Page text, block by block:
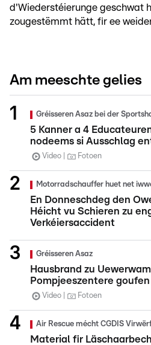
d'Wiederstéierunge geschwat
zougestëmmt hätt, fir ee
Am meeschte gelies
Gréisseren Asaz bei der
5 Kanner a 4
nodeems si Ausschlag
Video Fotoen
Motorradschauffer huet net
En Donneschdeg den
Héicht vu Schieren zu
Verkéiersaccident
Gréisseren Asaz
Hausbrand zu
Pompjeeszentere
Video Fotoen
Air Rescue mécht CGDIS
Material fir